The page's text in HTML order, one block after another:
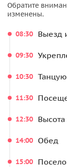
Обратите
изменены.
08:30 Выезд
09:30
10:30
11:30
12:30
14:00 Обед
15:00